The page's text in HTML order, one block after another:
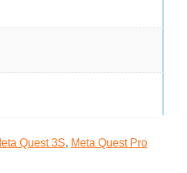
Quest 3S, Meta Quest Pro